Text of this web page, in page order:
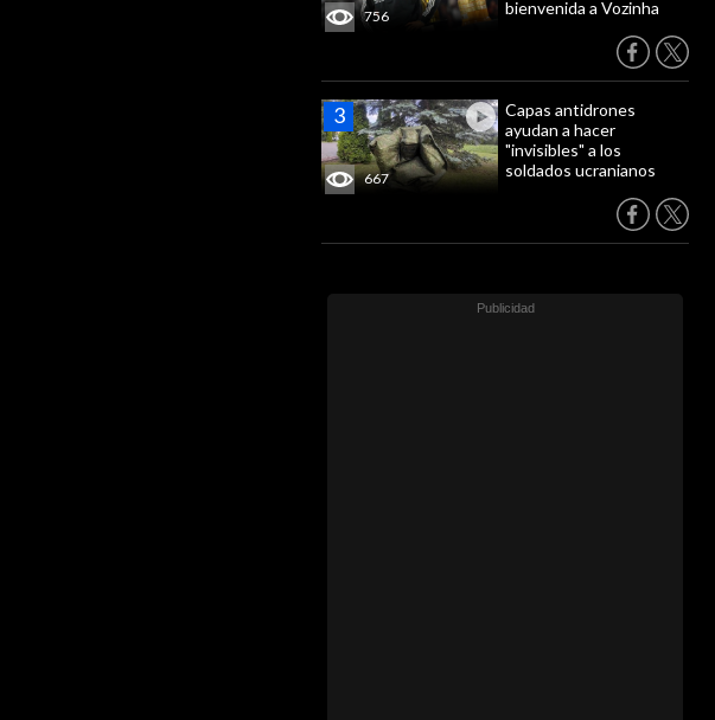
756
bienvenida a Vozinha
667
Capas antidrones
ayudan a hacer
"invisibles" a los
soldados ucranianos